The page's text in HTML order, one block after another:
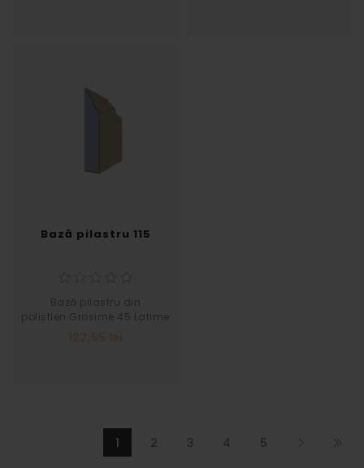
Bază pilastru 115
Bază pilastru din
polistien.Grosime 45 Latime
230
122,55 lei
1 2 3 4 5